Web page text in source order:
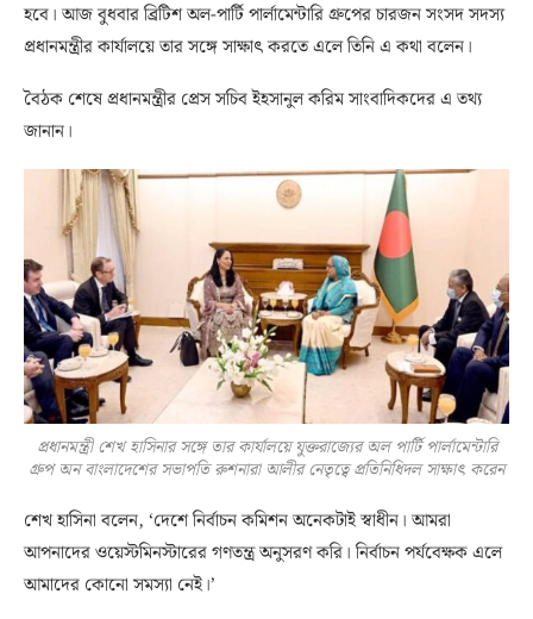
হবে। আজ বুধবার ব্রিটিশ অল-পার্টি পার্লামেন্টারি গ্রুপের চারজন সংসদ সদস্য
প্রধানমন্ত্রীর কার্যালয়ে তার সঙ্গে সাক্ষাৎ করতে এলে তিনি এ কথা বলেন।
বৈঠক শেষে প্রধানমন্ত্রীর প্রেস সচিব ইহসানুল করিম সাংবাদিকদের এ তথ্য
জানান।
প্রধানমন্ত্রী শেখ হাসিনার সঙ্গে তার কার্যালয়ে যুক্তরাজ্যের অল পার্টি পার্লামেন্টারি
গ্রুপ অন বাংলাদেশের সভাপতি রুশনারা আলীর নেতৃত্বে প্রতিনিধিদল সাক্ষাৎ করেন
শেখ হাসিনা বলেন, ‘দেশে নির্বাচন কমিশন অনেকটাই স্বাধীন। আমরা
আপনাদের ওয়েস্টমিনস্টারের গণতন্ত্র অনুসরণ করি। নির্বাচন পর্যবেক্ষক এলে
আমাদের কোনো সমস্যা নেই।’